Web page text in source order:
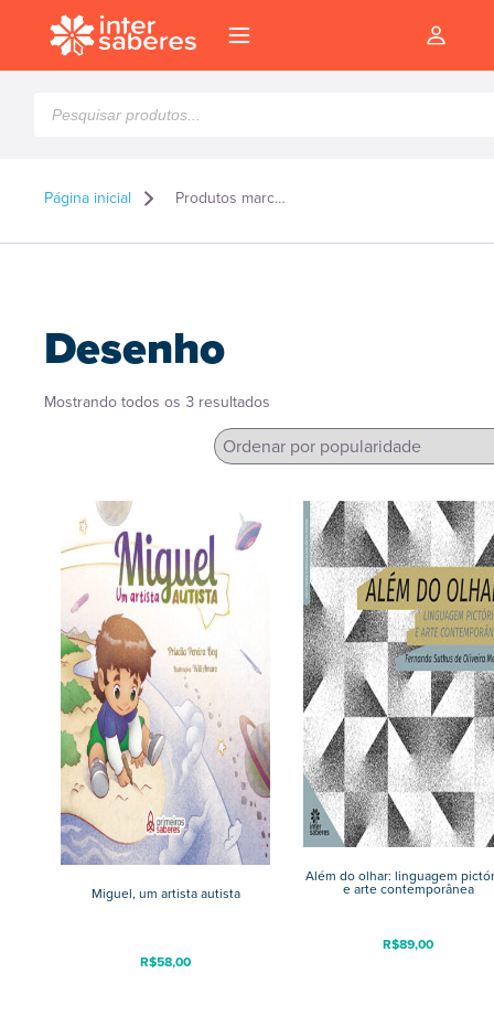
produtos
Página inicial Produtos marcados como “Desenho”
Desenho
Mostrando todos os 3 resultados
popularidade
Miguel, um artista autista
R$58,00
Além do olhar: linguagem
e arte contemporânea
R$89,00